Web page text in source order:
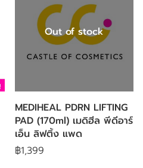
Out of stock
MEDIHEAL PDRN LIFTING
PAD (170ml) เมดิฮีล พีดีอาร์
เอ็น ลิฟติ้ง แพด
฿1,399